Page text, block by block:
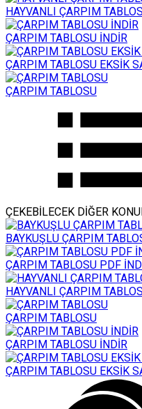
HAYVANLI ÇARPIM
ÇARPIM TABLOSU İNDİR
ÇARPIM TABLOSU EKSİK
ÇARPIM TABLOSU
ÇEKEBİLECEK DİĞER
BAYKUŞLU ÇARPIM
ÇARPIM TABLOSU PDF
HAYVANLI ÇARPIM
ÇARPIM TABLOSU
ÇARPIM TABLOSU İNDİR
ÇARPIM TABLOSU EKSİK